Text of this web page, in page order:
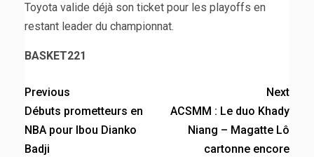
Toyota valide déjà son ticket pour les playoffs en
restant leader du championnat.
BASKET221
Previous
Débuts prometteurs en
NBA pour Ibou Dianko
Badji
Next
ACSMM : Le duo Khady
Niang – Magatte Lô
cartonne encore